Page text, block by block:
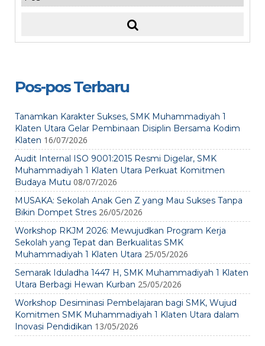
Pos-pos Terbaru
Tanamkan Karakter Sukses, SMK Muhammadiyah 1
Klaten Utara Gelar Pembinaan Disiplin Bersama Kodim
Klaten 16/07/2026
Audit Internal ISO 9001:2015 Resmi Digelar, SMK
Muhammadiyah 1 Klaten Utara Perkuat Komitmen
Budaya Mutu 08/07/2026
MUSAKA: Sekolah Anak Gen Z yang Mau Sukses Tanpa
Bikin Dompet Stres 26/05/2026
Workshop RKJM 2026: Mewujudkan Program Kerja
Sekolah yang Tepat dan Berkualitas SMK
Muhammadiyah 1 Klaten Utara 25/05/2026
Semarak Iduladha 1447 H, SMK Muhammadiyah 1 Klaten
Utara Berbagi Hewan Kurban 25/05/2026
Workshop Desiminasi Pembelajaran bagi SMK, Wujud
Komitmen SMK Muhammadiyah 1 Klaten Utara dalam
Inovasi Pendidikan 13/05/2026